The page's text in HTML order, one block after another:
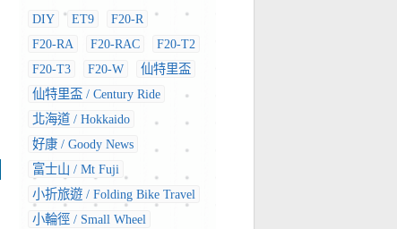
DIY ET9
F20-R
F20-RA
F20-RAC
F20-T2
F20-T3
F20-W
仙特里盃
仙特里盃 / Century Ride
北海道 / Hokkaido
好康 / Goody News
富士山 / Mt Fuji
小折旅遊 / Folding Bike Travel
小輪徑 / Small Wheel